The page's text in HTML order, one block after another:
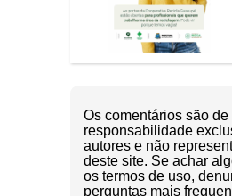
Os comentários são de
responsabilidade
autores e não
deste site. Se achar
os termos de uso,
perguntas mais